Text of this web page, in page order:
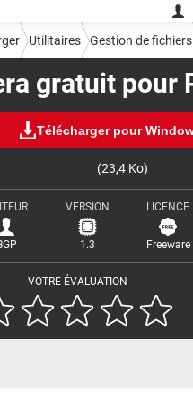
gratuit pour
Télécharger pour
(23,4 Ko)
VOTRE ÉVALUATION
VERSION
1.3
LICENCE
Freeware
Utilitaires Gestion de fichiers